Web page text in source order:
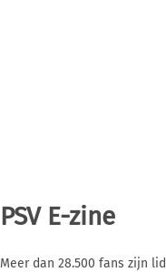
PSV E-zine
Meer dan 28.500 fans zijn